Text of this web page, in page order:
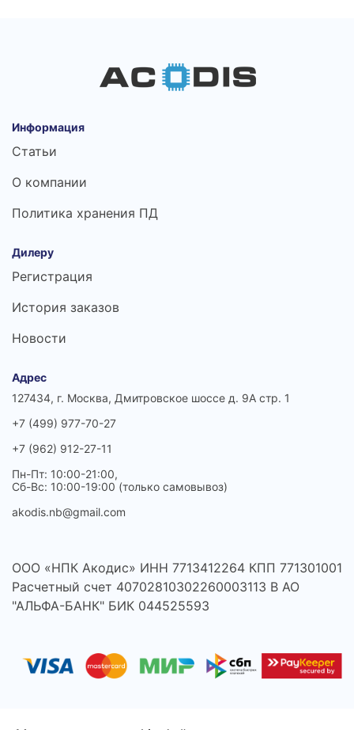
Информация
Статьи
О компании
Политика хранения ПД
Дилеру
Регистрация
История заказов
Новости
Адрес
127434, г. Москва, Дмитровское шоссе д. 9А стр. 1
+7 (499) 977-70-27
+7 (962) 912-27-11
Пн-Пт: 10:00-21:00,
Сб-Вс: 10:00-19:00 (только самовывоз)
akodis.nb@gmail.com
ООО «НПК Акодис» ИНН 7713412264 КПП 771301001
Расчетный счет 40702810302260003113 В АО
"АЛЬФА-БАНК" БИК 044525593